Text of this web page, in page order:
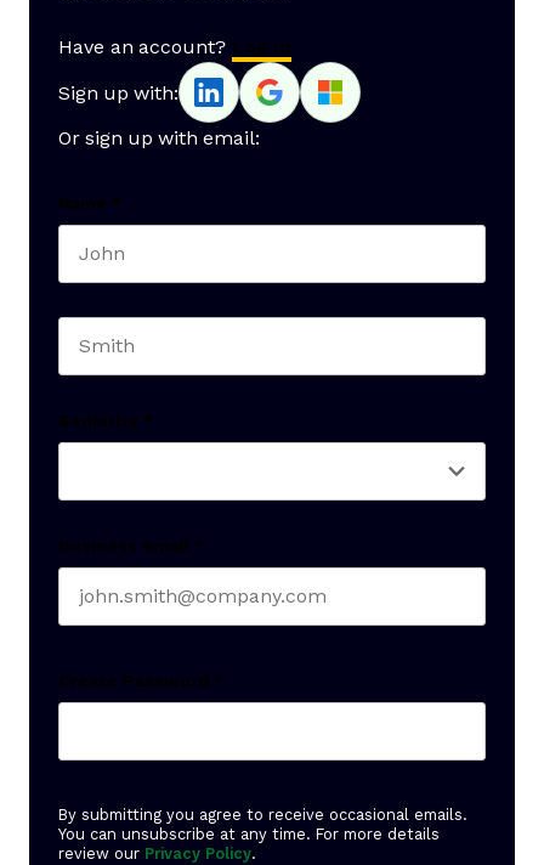
Have an account? Log In
Sign up with:
Or sign up with email:
Name *
Seniority *
Business email *
Create Password *
By submitting you agree to receive occasional emails.
You can unsubscribe at any time. For more details
review our Privacy Policy.